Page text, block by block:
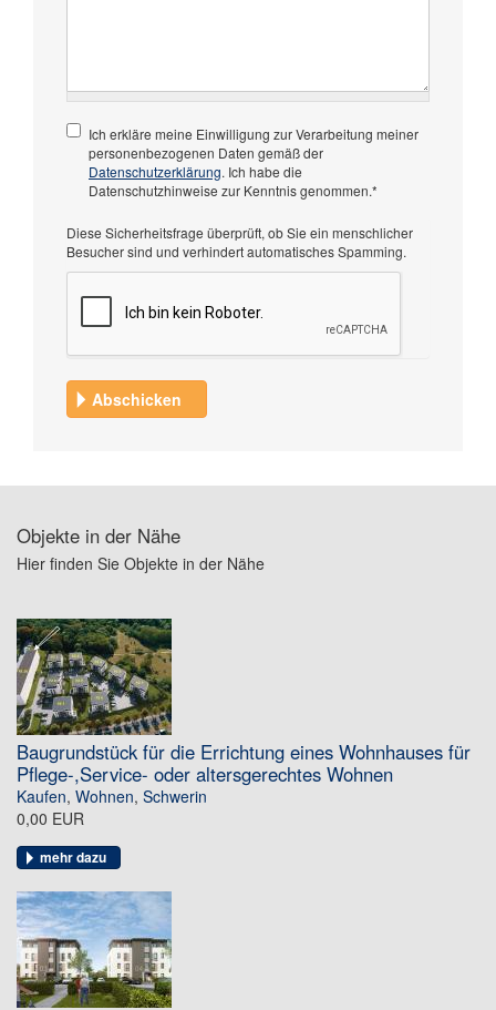
Ich erkläre meine Einwilligung zur Verarbeitung meiner
personenbezogenen Daten gemäß der
Datenschutzerklärung. Ich habe die
Datenschutzhinweise zur Kenntnis genommen.*
Diese Sicherheitsfrage überprüft, ob Sie ein menschlicher
Besucher sind und verhindert automatisches Spamming.
Abschicken
Objekte in der Nähe
Hier finden Sie Objekte in der Nähe
Baugrundstück für die Errichtung eines Wohnhauses für
Pflege-,Service- oder altersgerechtes Wohnen
Kaufen, Wohnen, Schwerin
0,00 EUR
mehr dazu